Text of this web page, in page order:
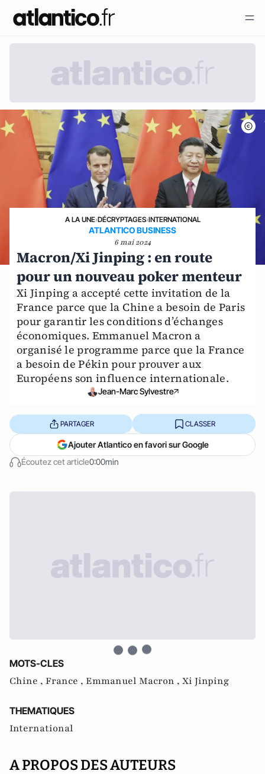
A LA UNE›DÉCRYPTAGES›INTERNATIONAL
ATLANTICO BUSINESS
6 mai 2024
Macron/Xi Jinping : en route
pour un nouveau poker menteur
Xi Jinping a accepté cette invitation de la
France parce que la Chine a besoin de Paris
pour garantir les conditions d’échanges
économiques. Emmanuel Macron a
organisé le programme parce que la France
a besoin de Pékin pour prouver aux
Européens son influence internationale.
Jean-Marc Sylvestre
Écoutez cet article0:00min
PARTAGER CLASSER
Ajouter Atlantico en favori sur Google
MOTS-CLES
Chine , France , Emmanuel Macron , Xi Jinping
THEMATIQUES
International
A PROPOS DES AUTEURS